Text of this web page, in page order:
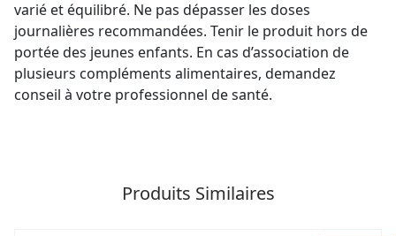
varié et équilibré. Ne pas dépasser les doses
journalières recommandées. Tenir le produit hors de
portée des jeunes enfants. En cas d’association de
plusieurs compléments alimentaires, demandez
conseil à votre professionnel de santé.
Produits Similaires